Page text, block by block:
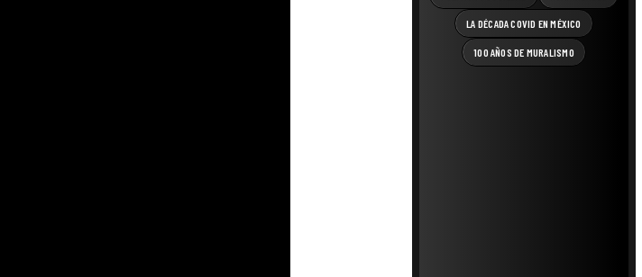
LA DÉCADA COVID EN MÉXICO
100 AÑOS DE MURALISMO